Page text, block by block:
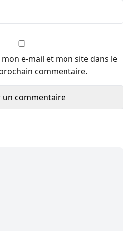
e-mail et mon site dans le
commentaire.